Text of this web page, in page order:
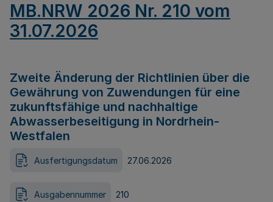
MB.NRW 2026 Nr. 210 vom
31.07.2026
Zweite Änderung der Richtlinien über die
Gewährung von Zuwendungen für eine
zukunftsfähige und nachhaltige
Abwasserbeseitigung in Nordrhein-
Westfalen
Ausfertigungsdatum 27.06.2026
Ausgabennummer 210